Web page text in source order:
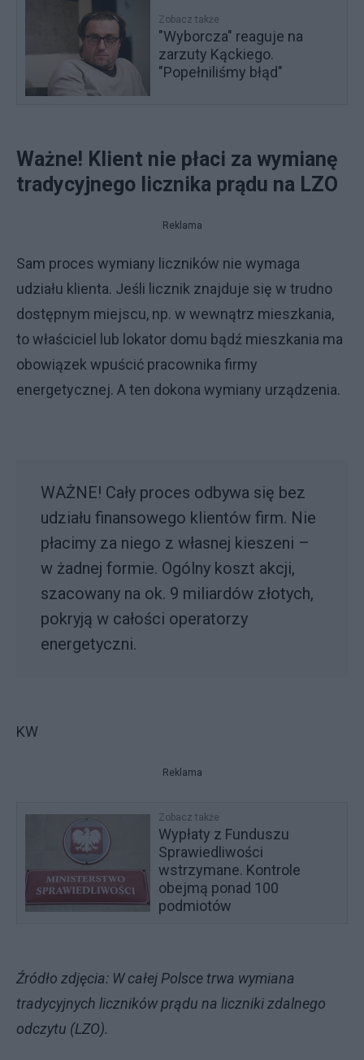
Zobacz także
"Wyborcza" reaguje na
zarzuty Kąckiego.
"Popełniliśmy błąd"
Ważne! Klient nie płaci za wymianę
tradycyjnego licznika prądu na LZO
Reklama
Sam proces wymiany liczników nie wymaga
udziału klienta. Jeśli licznik znajduje się w trudno
dostępnym miejscu, np. w wewnątrz mieszkania,
to właściciel lub lokator domu bądź mieszkania ma
obowiązek wpuścić pracownika firmy
energetycznej. A ten dokona wymiany urządzenia.
WAŻNE! Cały proces odbywa się bez
udziału finansowego klientów firm. Nie
płacimy za niego z własnej kieszeni –
w żadnej formie. Ogólny koszt akcji,
szacowany na ok. 9 miliardów złotych,
pokryją w całości operatorzy
energetyczni.
KW
Reklama
Zobacz także
Wypłaty z Funduszu
Sprawiedliwości
wstrzymane. Kontrole
obejmą ponad 100
podmiotów
Źródło zdjęcia: W całej Polsce trwa wymiana
tradycyjnych liczników prądu na liczniki zdalnego
odczytu (LZO).